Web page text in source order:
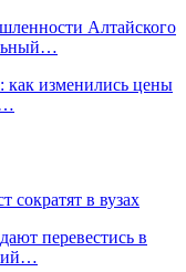
Алтайского
как изменились цены
сократят в вузах
перевестись в